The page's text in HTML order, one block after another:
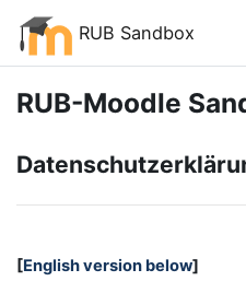
RUB Sandbox
RUB-Moodle
[English version below]